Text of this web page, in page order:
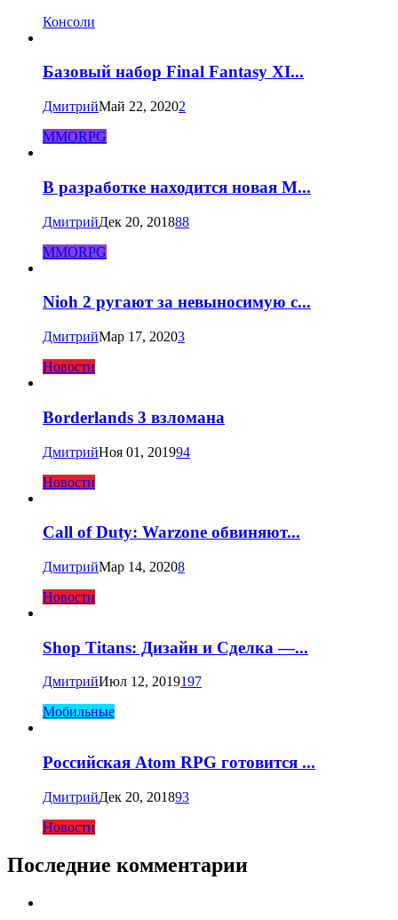
Консоли
Базовый набор Final Fantasy XI...
ДмитрийМай 22, 20202
MMORPG
В разработке находится новая M...
ДмитрийДек 20, 201888
MMORPG
Nioh 2 ругают за невыносимую с...
ДмитрийМар 17, 20203
Новости
Borderlands 3 взломана
ДмитрийНоя 01, 201994
Новости
Call of Duty: Warzone обвиняют...
ДмитрийМар 14, 20208
Новости
Shop Titans: Дизайн и Сделка —...
ДмитрийИюл 12, 2019197
Мобильные
Российская Atom RPG готовится ...
ДмитрийДек 20, 201893
Новости
Последние комментарии